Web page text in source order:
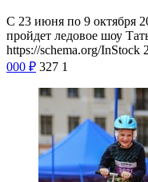
С 23 июня по 9 октября
пройдет ледовое шоу
https://schema.org/InStock
000 ₽ 327 1